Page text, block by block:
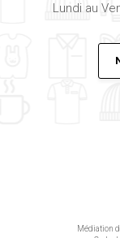
Lundi au
Médiation